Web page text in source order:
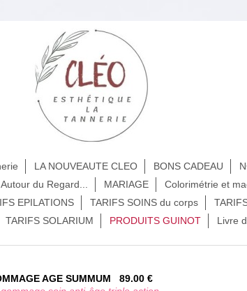
LA NOUVEAUTE CLEO BONS CADEAU
Autour du Regard... MARIAGE
Colorimétrie et
EPILATIONS TARIFS SOINS du corps
TARIFS SOLARIUM PRODUITS GUINOT Livre
AGE SUMMUM 89.00 €